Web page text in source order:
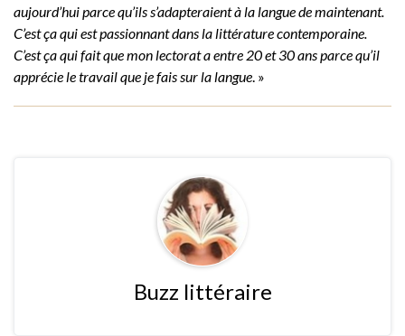
aujourd’hui parce qu’ils s’adapteraient à la langue de maintenant.
C’est ça qui est passionnant dans la littérature contemporaine.
C’est ça qui fait que mon lectorat a entre 20 et 30 ans parce qu’il
apprécie le travail que je fais sur la langue . »
Buzz littéraire